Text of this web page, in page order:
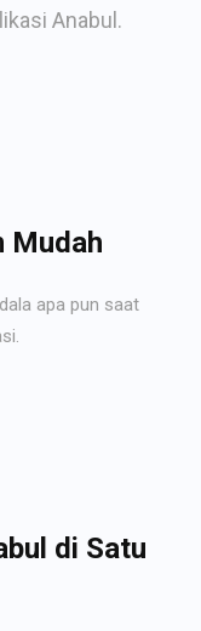
Anabul.
Mudah
apa pun saat
di Satu